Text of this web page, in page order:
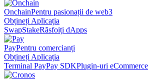
OnchainPentru pasionații de web3
Obțineți Aplicația
SwapStakeRăsfoiți dApps
PayPentru comercianți
Obțineți Aplicația
Terminal PayPay SDKPlugin-uri eCommerce